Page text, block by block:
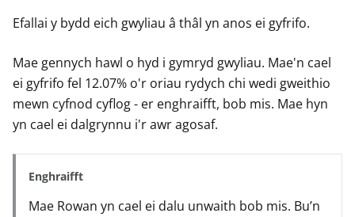
Efallai y bydd eich gwyliau â thâl yn anos ei gyfrifo.
Mae gennych hawl o hyd i gymryd gwyliau. Mae'n cael
ei gyfrifo fel 12.07% o'r oriau rydych chi wedi gweithio
mewn cyfnod cyflog - er enghraifft, bob mis. Mae hyn
yn cael ei dalgrynnu i'r awr agosaf.
Enghraifft
Mae Rowan yn cael ei dalu unwaith bob mis. Bu’n